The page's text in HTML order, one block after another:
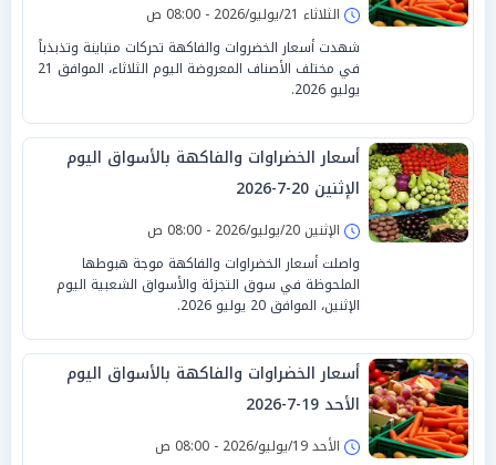
الثلاثاء 21/يوليو/2026 - 08:00 ص
شهدت أسعار الخضروات والفاكهة تحركات متباينة وتذبذباً
في مختلف الأصناف المعروضة اليوم الثلاثاء، الموافق 21
يوليو 2026.
أسعار الخضراوات والفاكهة بالأسواق اليوم
الإثنين 20-7-2026
الإثنين 20/يوليو/2026 - 08:00 ص
واصلت أسعار الخضراوات والفاكهة موجة هبوطها
الملحوظة في سوق التجزئة والأسواق الشعبية اليوم
الإثنين، الموافق 20 يوليو 2026.
أسعار الخضراوات والفاكهة بالأسواق اليوم
الأحد 19-7-2026
الأحد 19/يوليو/2026 - 08:00 ص